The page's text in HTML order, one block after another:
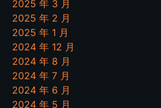
2025 年 3 月
2025 年 2 月
2025 年 1 月
2024 年 12 月
2024 年 8 月
2024 年 7 月
2024 年 6 月
2024 年 5 月